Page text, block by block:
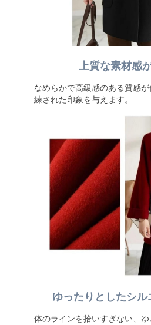
上質な素材感
なめらかで高級感のある質感
練された印象を与えます。
ゆったりとしたシ
体のラインを拾いすぎない、